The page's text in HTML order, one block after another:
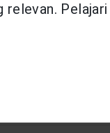
30 hari – 60 tahun